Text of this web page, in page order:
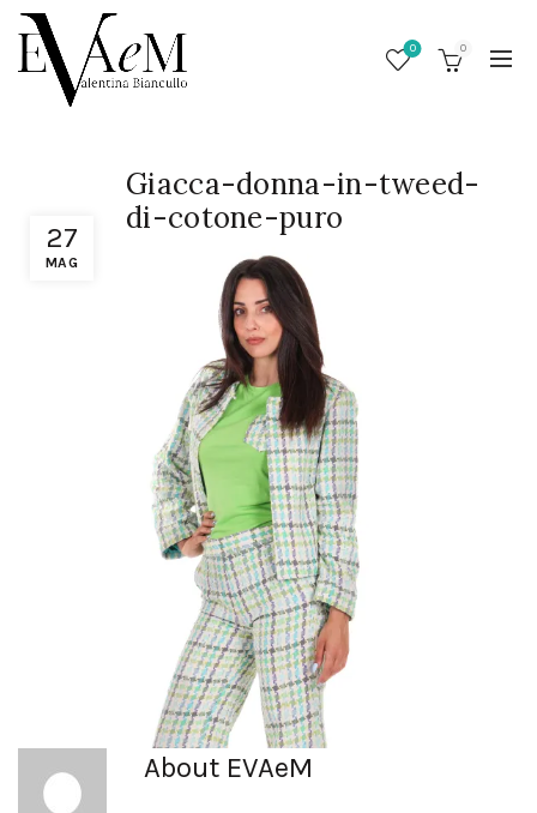
0 0
27
MAG
Giacca-donna-in-tweed-
di-cotone-puro
About EVAeM